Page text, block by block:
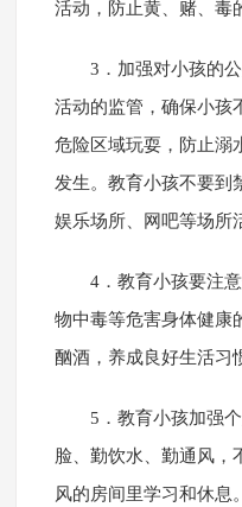
活动，防止黄、赌、毒
3．加强对小孩的
活动的监管，确保小孩
危险区域玩耍，防止溺
发生。教育小孩不要到
娱乐场所、网吧等场所
4．教育小孩要注
物中毒等危害身体健康
酗酒，养成良好生活习
5．教育小孩加强
脸、勤饮水、勤通风，
风的房间里学习和休息